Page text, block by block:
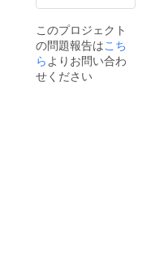
このプロジェクト
の問題報告はこち
らよりお問い合わ
せください